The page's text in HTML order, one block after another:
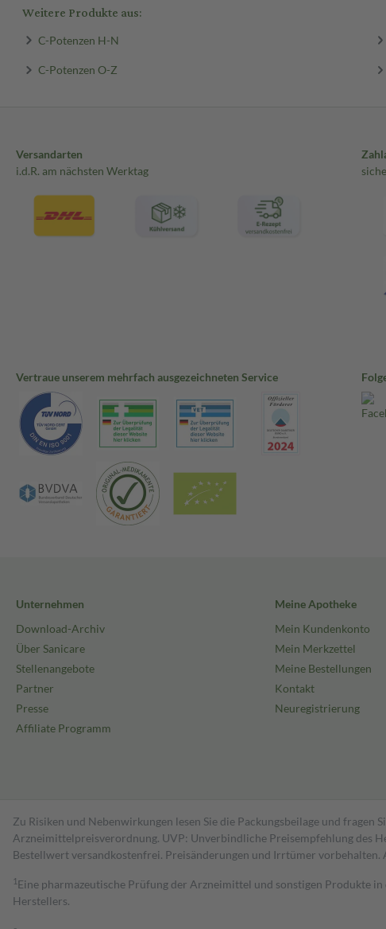
Weitere Produkte aus:
C-Potenzen H-N
C-Potenzen O-Z
Versandarten
i.d.R. am nächsten Werktag
Vertraue unserem mehrfach ausgezeichneten Service
Unternehmen
Download-Archiv
Über Sanicare
Stellenangebote
Partner
Presse
Affiliate Programm
Meine Apotheke
Mein Kundenkonto
Mein Merkzettel
Meine Bestellungen
Kontakt
Neuregistrierung
Zu Risiken und Nebenwirkungen lesen Sie die Packungsbeilage und
Arzneimittelpreisverordnung. UVP: Unverbindliche Preisempfehlung des
Bestell­wert versand­kosten­frei. Preisänderungen und Irrtümer
1 Eine pharmazeutische Prüfung der Arzneimittel und sonstigen Produkte
Herstellers.